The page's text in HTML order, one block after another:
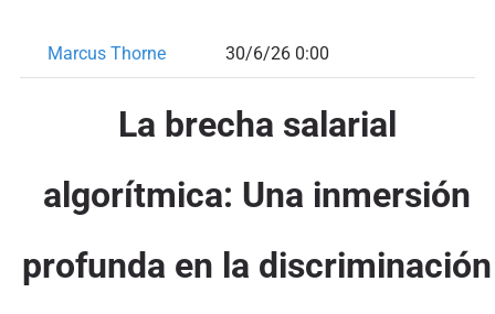
Marcus Thorne 30/6/26 0:00
La brecha salarial
algorítmica: Una inmersión
profunda en la discriminación